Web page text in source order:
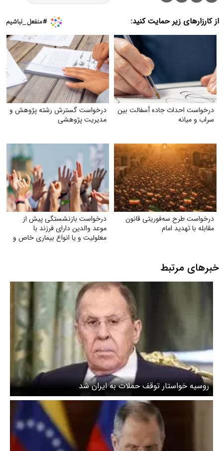
از کارزارهای زیر حمایت کنید:
درخواست احداث جاده آسفالت بین
سراب و میانه
درخواست گسترش رشته پژوهش و
مدیریت پژوهشی
درخواست طرح سه‌فوریتی قانون
مقابله با تهدید امام
درخواست بازنشستگی پیش از
موعد والدین دارای فرزند با
معلولیت و یا انواع بیماری خاص و
خبرهای مرتبط
روسیه خواستار توقف حملات به ایران شد